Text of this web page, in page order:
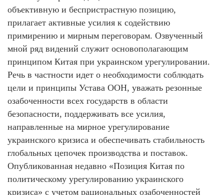
объективную и беспристрастную позицию,
прилагает активные усилия к содействию
примирению и мирным переговорам. Озвученный
мной ряд видений служит основополагающим
принципом Китая при украинском урегулировании.
Речь в частности идет о необходимости соблюдать
цели и принципы Устава ООН, уважать резонные
озабоченности всех государств в области
безопасности, поддерживать все усилия,
направленные на мирное урегулирование
украинского кризиса и обеспечивать стабильность
глобальных цепочек производства и поставок.
Опубликованная недавно «Позиция Китая по
политическому урегулированию украинского
кризиса» с учетом рациональных озабоченностей